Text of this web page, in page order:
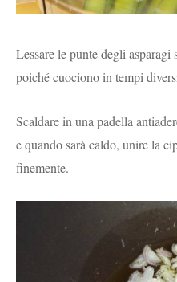
Lessare le punte degli asparagi
poiché cuociono in tempi
Scaldare in una padella
e quando sarà caldo, unire la
finemente.